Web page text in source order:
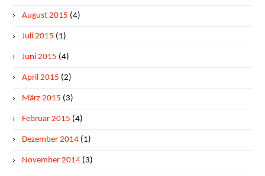
August 2015 (4)
Juli 2015 (1)
Juni 2015 (4)
April 2015 (2)
März 2015 (3)
Februar 2015 (4)
Dezember 2014 (1)
November 2014 (3)